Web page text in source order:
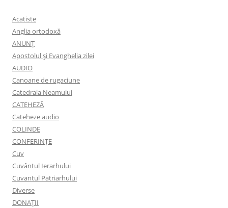
Acatiste
Anglia ortodoxă
ANUNŢ
Apostolul şi Evanghelia zilei
AUDIO
Canoane de rugaciune
Catedrala Neamului
CATEHEZĂ
Cateheze audio
COLINDE
CONFERINȚE
Cuv
Cuvântul Ierarhului
Cuvantul Patriarhului
Diverse
DONAȚII